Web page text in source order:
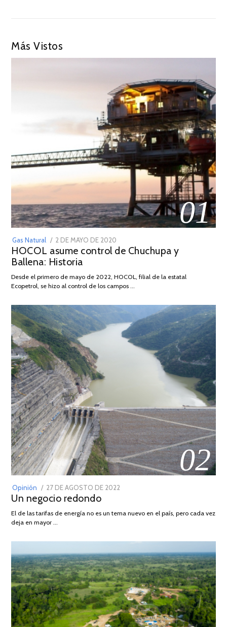
Más Vistos
01
Gas Natural
POSTED
ON
2 DE MAYO DE 2020
DE
2026
HOCOL asume control de Chuchupa y
Ballena: Historia
Desde el primero de mayo de 2022, HOCOL, filial de la estatal
Ecopetrol, se hizo al control de los campos …
02
Opinión
POSTED
ON
27 DE AGOSTO DE 2022
DE
Un negocio redondo
El de las tarifas de energía no es un tema nuevo en el país, pero cada vez
deja en mayor …